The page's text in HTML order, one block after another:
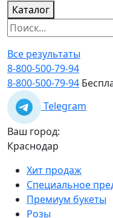
Каталог
Все результаты
8-800-500-79-94
8-800-500-79-94
Telegram
Ваш город:
Краснодар
Хит продаж
Специальное
Премиум букеты
Розы